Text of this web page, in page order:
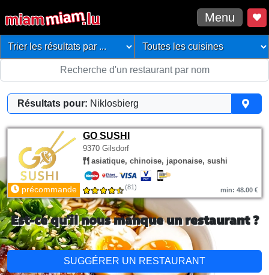
Menu
Résultats pour: Niklosbierg
GO SUSHI
9370 Gilsdorf
asiatique, chinoise, japonaise, sushi
précommande (81) min: 48.00 €
Est-ce qu'il nous manque un restaurant ?
SUGGÉRER UN RESTAURANT